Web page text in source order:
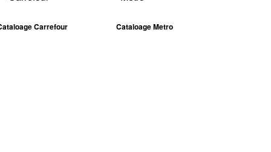
Carrefour Cataloage Metro